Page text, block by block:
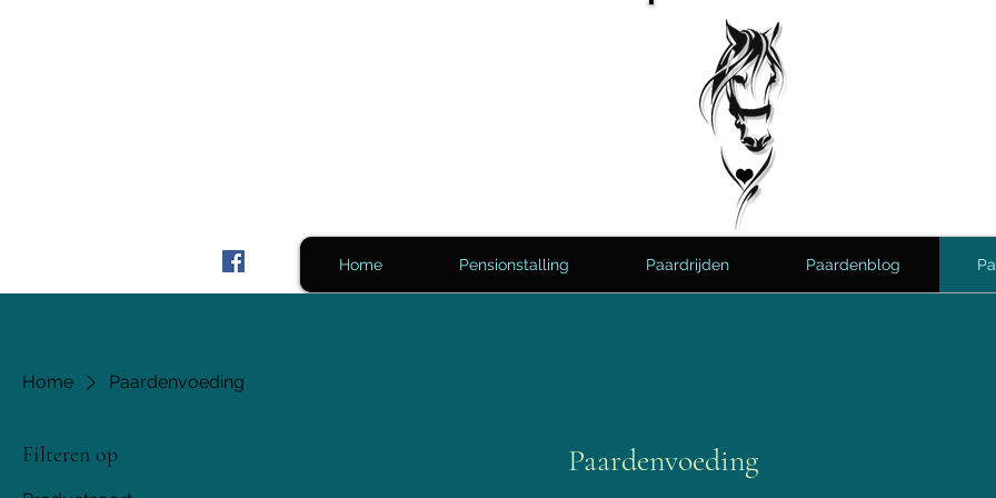
Home Pensionstalling Paardrijden Paardenblog
Home Paardenvoeding
Filteren op Paardenvoeding